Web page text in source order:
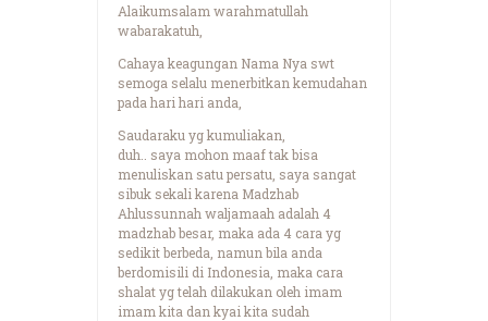
Alaikumsalam warahmatullah
wabarakatuh,
Cahaya keagungan Nama Nya swt
semoga selalu menerbitkan kemudahan
pada hari hari anda,
Saudaraku yg kumuliakan,
duh.. saya mohon maaf tak bisa
menuliskan satu persatu, saya sangat
sibuk sekali karena Madzhab
Ahlussunnah waljamaah adalah 4
madzhab besar, maka ada 4 cara yg
sedikit berbeda, namun bila anda
berdomisili di Indonesia, maka cara
shalat yg telah dilakukan oleh imam
imam kita dan kyai kita sudah